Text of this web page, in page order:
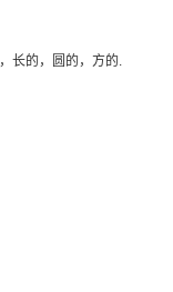
，长的，圆的，方的.